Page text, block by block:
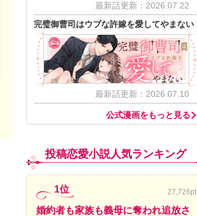
最新話更新：2026.07.22
完璧御曹司はウブな許嫁を愛してやまない
最新話更新：2026.07.10
公式漫画をもっと見る
投稿恋愛小説人気ランキング
1位 27,726pt
婚約者も家族も義母に奪われ追放さ